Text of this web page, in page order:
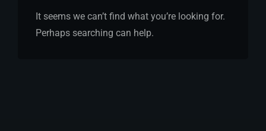
It seems we can’t find what you’re looking for.
Perhaps searching can help.